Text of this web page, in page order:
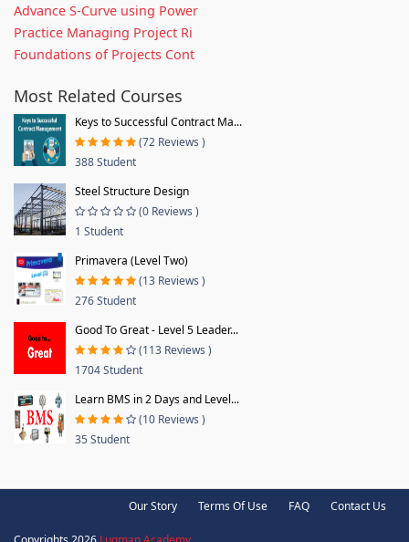
Advance S-Curve using Power
Practice Managing Project Ri
Foundations of Projects Cont
Most Related Courses
Keys to Successful Contract Ma...
(72 Reviews )
388 Student
Steel Structure Design
(0 Reviews )
1 Student
Primavera (Level Two)
(13 Reviews )
276 Student
Good To Great - Level 5 Leader...
(113 Reviews )
1704 Student
Learn BMS in 2 Days and Level...
(10 Reviews )
35 Student
Our Story Terms Of Use FAQ Contact Us